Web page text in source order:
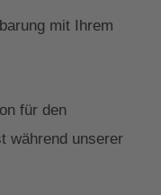
mit Ihrem
für den
während unserer